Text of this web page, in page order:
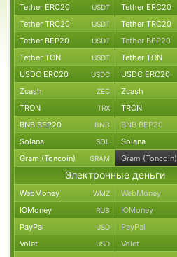
Tether ERC20 USDT Tether ERC20
Tether TRC20 USDT Tether TRC20
Tether BEP20 USDT Tether BEP20
Tether TON USDT Tether TON
USDC ERC20 USDC USDC ERC20
Zcash ZEC Zcash
TRON TRX TRON
BNB BEP20 BNB BNB BEP20
Solana SOL Solana
Gram (Toncoin) GRAM Gram (Toncoin)
Электронные деньги
WebMoney WMZ WebMoney
ЮMoney RUB ЮMoney
PayPal USD PayPal
Volet USD Volet